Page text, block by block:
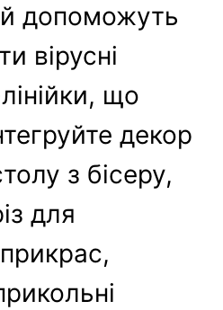
допоможуть
вірусні
лінійки, що
декор
з бісеру,
для